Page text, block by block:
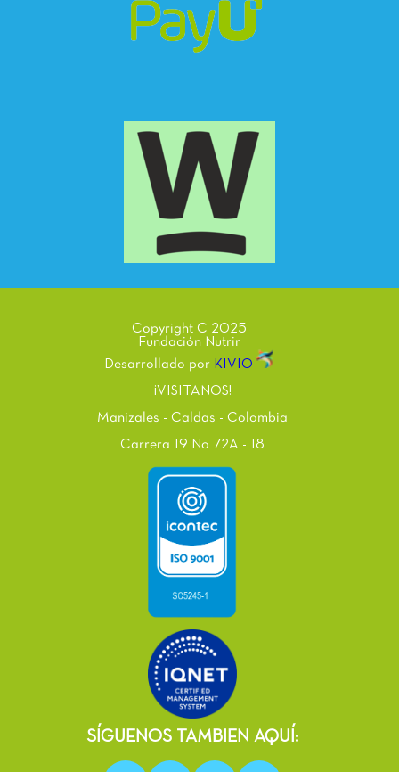
Copyright C 2025
Fundación Nutrir
Desarrollado por KIVIO
¡VISITANOS!
Manizales - Caldas - Colombia
Carrera 19 No 72A - 18
SÍGUENOS TAMBIEN AQUÍ: